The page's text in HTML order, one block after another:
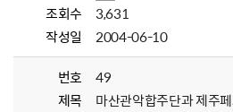
조회수
3,631
작성일
2004-06-10
번호
49
제목
마산관악합주단과 제주